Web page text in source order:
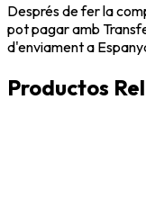
Després de fer la
pot pagar amb
d'enviament a
Productos